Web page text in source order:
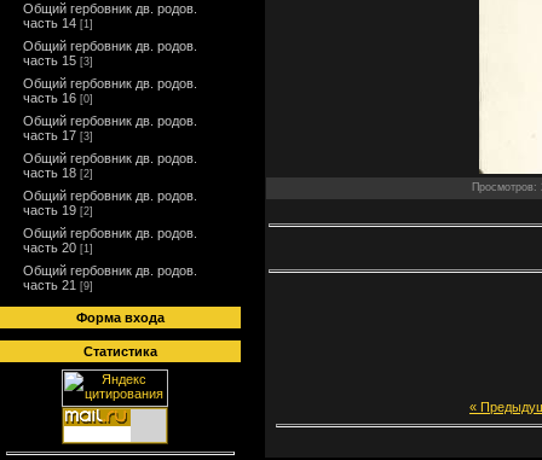
Общий гербовник дв. родов.
часть 14 [1]
Общий гербовник дв. родов.
часть 15 [3]
Общий гербовник дв. родов.
часть 16 [0]
Общий гербовник дв. родов.
часть 17 [3]
Общий гербовник дв. родов.
часть 18 [2]
Общий гербовник дв. родов.
часть 19 [2]
Общий гербовник дв. родов.
часть 20 [1]
Общий гербовник дв. родов.
часть 21 [9]
Форма входа
Статистика
Просмотров:
«